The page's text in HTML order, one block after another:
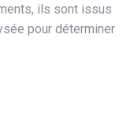
ils sont issus
pour déterminer